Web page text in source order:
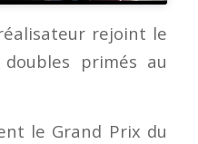
rejoint le
primés au
le Grand Prix du